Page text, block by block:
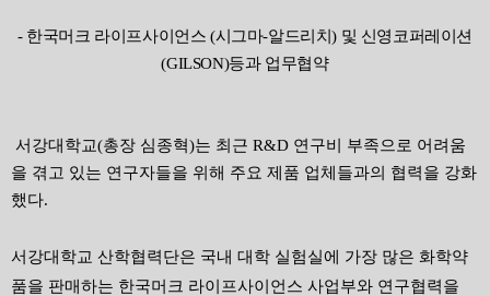
- 한국머크 라이프사이언스 (시그마-알드리치) 및 신영코퍼레이션
(GILSON)등과 업무협약
서강대학교(총장 심종혁)는 최근 R&D 연구비 부족으로 어려움
을 겪고 있는 연구자들을 위해 주요 제품 업체들과의 협력을 강화
했다.
서강대학교 산학협력단은 국내 대학 실험실에 가장 많은 화학약
품을 판매하는 한국머크 라이프사이언스 사업부와 연구협력을